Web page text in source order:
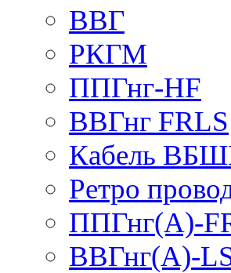
ВВГ
РКГМ
ППГнг-HF
ВВГнг FRLS
Кабель
Ретро
ППГнг(А)-
ВВГнг(А)-